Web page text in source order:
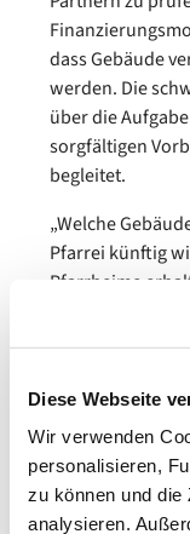
Diese Webseite
Wir verwenden
personalisieren,
zu können und die
analysieren.
dass Gebäude
werden. Die
über die
sorgfältigen
begleitet.
„Welche
Pfarrei künftig
Pfarrheime
Menschen vor
Entsprechend
weiterentwickelt
Bedeutung, die
Die
Pfarrei erfolgt